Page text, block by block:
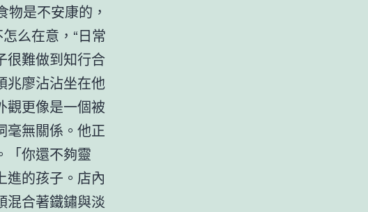
是不安康的，
么在意，“日常
很難做到知行合
兆廖沾沾坐在他
觀更像是一個被
毫無關係。他正
「你還不夠靈
進的孩子。店內
混合著鐵鏽與淡